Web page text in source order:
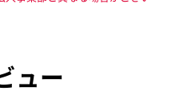
ュー